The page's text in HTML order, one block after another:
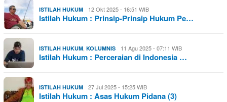
ISTILAH HUKUM 12 Okt 2025 - 16:51 WIB
Istilah Hukum : Prinsip-Prinsip Hukum Pe…
ISTILAH HUKUM KOLUMNIS 11 Agu 2025 - 07:11 WIB
Istilah Hukum : Perceraian di Indonesia …
ISTILAH HUKUM 27 Jul 2025 - 15:25 WIB
Istilah Hukum : Asas Hukum Pidana (3)